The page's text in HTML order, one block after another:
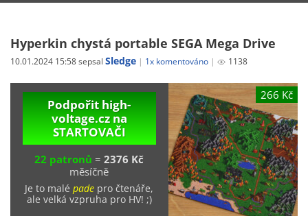
Hyperkin chystá portable SEGA Mega Drive
10.01.2024 15:58 sepsal Sledge 1x komentováno 1138
Podpořit high-
voltage.cz na
STARTOVAČI
22 patronů =2376 Kč
měsíčně
Je to malépade pro čtenáře,
ale velká vzpruha pro HV! ;)
266 Kč